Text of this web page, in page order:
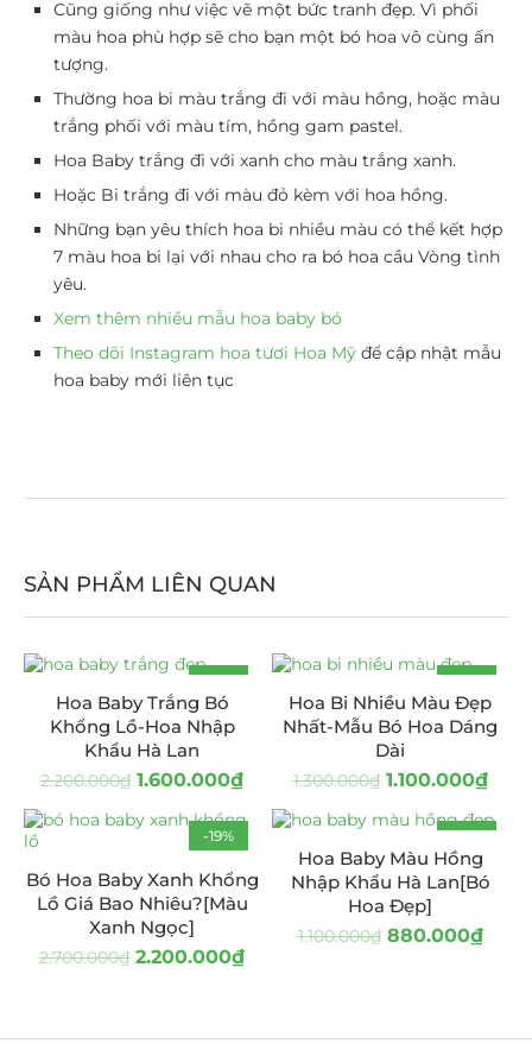
Cũng giống như việc vẽ một bức tranh đẹp. Vì phối
màu hoa phù hợp sẽ cho bạn một bó hoa vô cùng ấn
tượng.
Thường hoa bi màu trắng đi với màu hồng, hoặc màu
trắng phối với màu tím, hồng gam pastel.
Hoa Baby trắng đi với xanh cho màu trắng xanh.
Hoặc Bi trắng đi với màu đỏ kèm với hoa hồng.
Những bạn yêu thích hoa bi nhiều màu có thể kết hợp
7 màu hoa bi lại với nhau cho ra bó hoa cầu Vòng tình
yêu.
Xem thêm nhiều mẫu hoa baby bó
Theo dõi Instagram hoa tươi Hoa Mỹ để cập nhật mẫu
hoa baby mới liên tục
SẢN PHẨM LIÊN QUAN
-27%
Hoa Baby Trắng Bó
Khổng Lồ-Hoa Nhập
Khẩu Hà Lan
2.200.000₫ 1.600.000₫
-15%
Hoa Bi Nhiều Màu Đẹp
Nhất-Mẫu Bó Hoa Dáng
Dài
1.300.000₫ 1.100.000₫
-19%
Bó Hoa Baby Xanh Khổng
Lồ Giá Bao Nhiêu?[Màu
Xanh Ngọc]
2.700.000₫ 2.200.000₫
-20%
HOT
Hoa Baby Màu Hồng
Nhập Khẩu Hà Lan[Bó
Hoa Đẹp]
1.100.000₫ 880.000₫